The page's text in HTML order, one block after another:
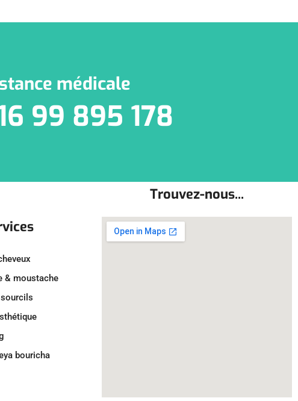
médicale
99 895 178
& moustache
bouricha
Trouvez-nous...